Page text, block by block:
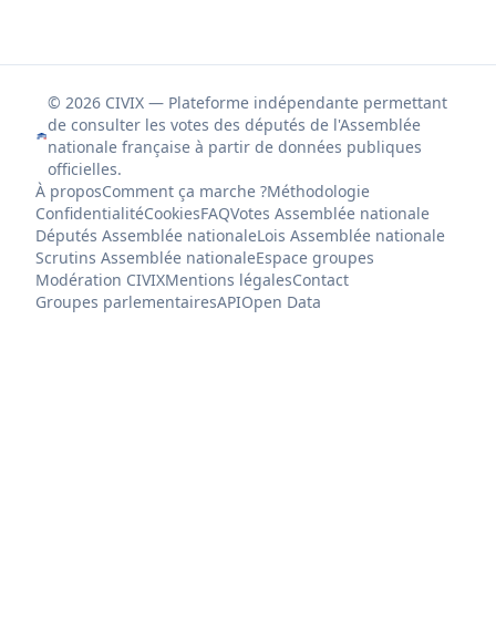
© 2026 CIVIX — Plateforme indépendante permettant
de consulter les votes des députés de l'Assemblée
nationale française à partir de données publiques
officielles.
À proposComment ça marche ?Méthodologie
ConfidentialitéCookiesFAQVotes Assemblée nationale
Députés Assemblée nationaleLois Assemblée nationale
Scrutins Assemblée nationaleEspace groupes
Modération CIVIXMentions légalesContact
Groupes parlementairesAPIOpen Data